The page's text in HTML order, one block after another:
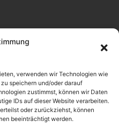
verwenden wir Technologien wie
speichern und/oder darauf
zustimmst, können wir Daten
IDs auf dieser Website verarbeiten.
oder zurückziehst, können
beeinträchtigt werden.